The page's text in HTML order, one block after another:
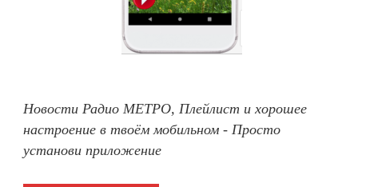
Новости Радио МЕТРО, Плейлист и хорошее
настроение в твоём мобильном - Просто
установи приложение